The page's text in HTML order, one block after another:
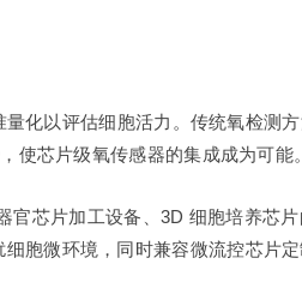
化以评估细胞活力。传统氧检测
使芯片级氧传感器的集成成为可能。
芯片加工设备、3D 细胞培养芯
胞微环境，同时兼容微流控芯片